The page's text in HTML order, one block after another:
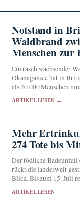
Notstand in
Waldbrand
Menschen zur
Ein rasch wachsender
Okanagansee hat in
als 20.000 Menschen
ARTIKEL LESEN →
Mehr
274 Tote bis
Der tödliche Badeunfall
rückt die landesweit
Blick. Bis zum 15. Juli
ARTIKEL LESEN →